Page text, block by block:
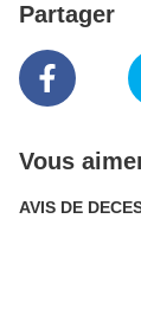
Partager
Vous
AVIS DE